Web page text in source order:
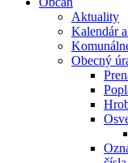
Aktuality
Kalendár
Obecný